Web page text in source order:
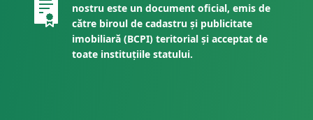
nostru este un document oficial, emis de
către biroul de cadastru și publicitate
imobiliară (BCPI) teritorial și acceptat de
toate instituțiile statului.